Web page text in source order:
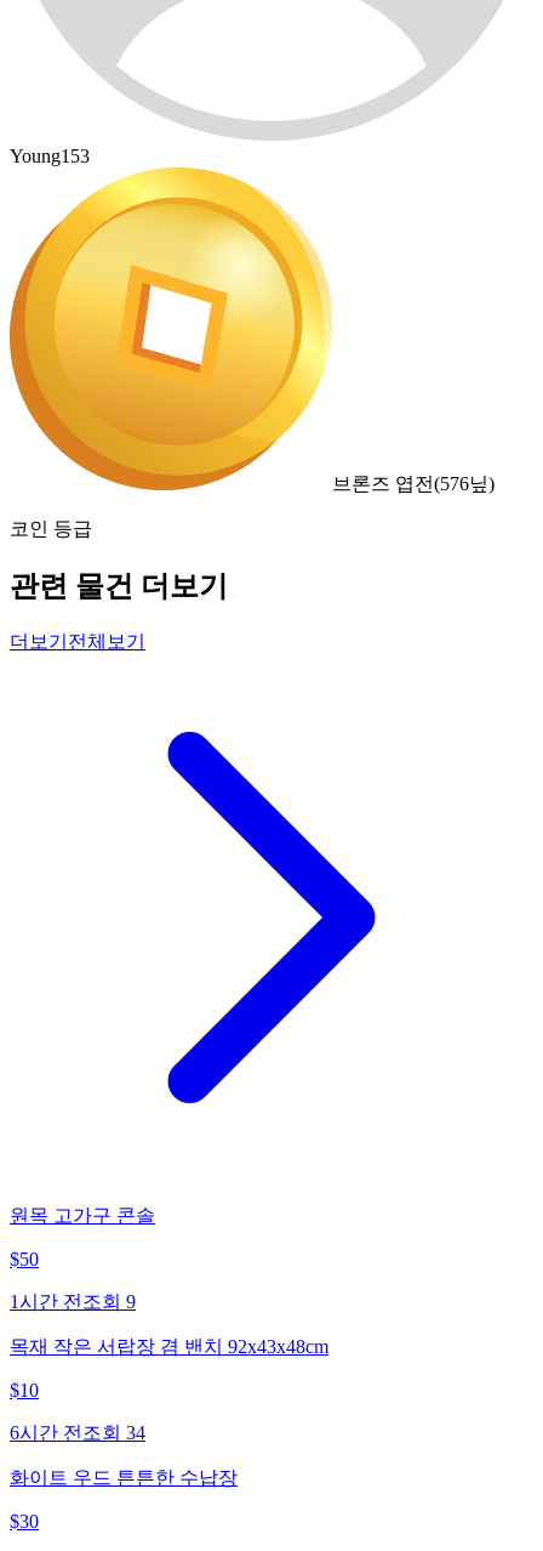
Young153
브론즈 엽전(576닢)
코인 등급
관련 물건 더보기
더보기 전체보기
원목 고가구 콘솔
$50
1시간 전 조회 9
목재 작은 서랍장 겸 밴치 92x43x48cm
$10
6시간 전 조회 34
화이트 우드 튼튼한 수납장
$30